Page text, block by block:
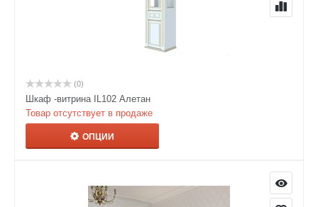
(0)
Шкаф -витрина IL102 Алетан
Товар отсутствует в продаже
ОПЦИИ